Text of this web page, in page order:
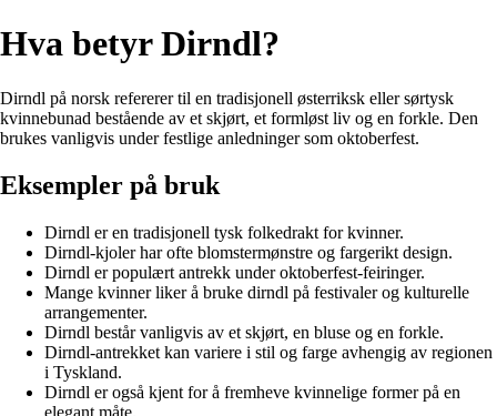
Hva betyr Dirndl?
Dirndl på norsk refererer til en tradisjonell østerriksk eller sørtysk
kvinnebunad bestående av et skjørt, et formløst liv og en forkle. Den
brukes vanligvis under festlige anledninger som oktoberfest.
Eksempler på bruk
Dirndl er en tradisjonell tysk folkedrakt for kvinner.
Dirndl-kjoler har ofte blomstermønstre og fargerikt design.
Dirndl er populært antrekk under oktoberfest-feiringer.
Mange kvinner liker å bruke dirndl på festivaler og kulturelle
arrangementer.
Dirndl består vanligvis av et skjørt, en bluse og en forkle.
Dirndl-antrekket kan variere i stil og farge avhengig av regionen
i Tyskland.
Dirndl er også kjent for å fremheve kvinnelige former på en
elegant måte.